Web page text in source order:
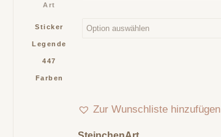
Art
Sticker
Legende
447
Farben
Zur Wunschliste hinzufügen